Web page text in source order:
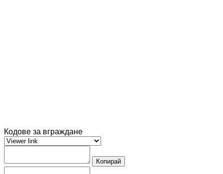
Кодове за вграждане
Копирай